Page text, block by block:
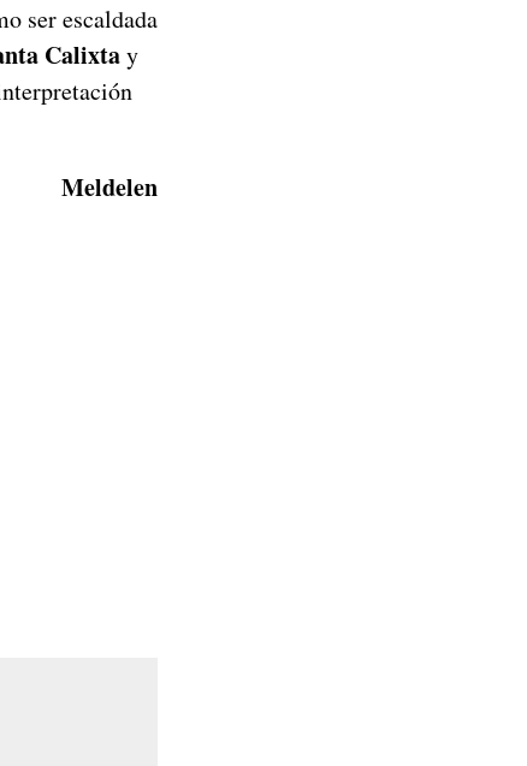
ser escaldada
Calixtay
Meldelen